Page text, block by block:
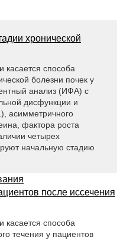
хронической
касается способа
болезни почек у
анализ (ИФА) с
дисфункции и
асимметричного
фактора роста
четырех
начальную стадию
после иссечения
касается способа
течения у пациентов